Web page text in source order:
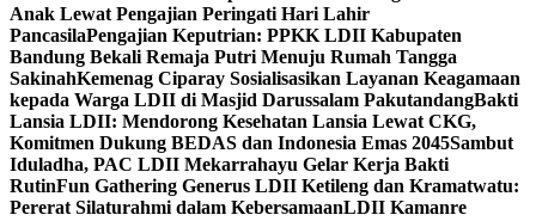
Anak Lewat Pengajian Peringati Hari Lahir
PancasilaPengajian Keputrian: PPKK LDII Kabupaten
Bandung Bekali Remaja Putri Menuju Rumah Tangga
SakinahKemenag Ciparay Sosialisasikan Layanan Keagamaan
kepada Warga LDII di Masjid Darussalam PakutandangBakti
Lansia LDII: Mendorong Kesehatan Lansia Lewat CKG,
Komitmen Dukung BEDAS dan Indonesia Emas 2045Sambut
Iduladha, PAC LDII Mekarrahayu Gelar Kerja Bakti
RutinFun Gathering Generus LDII Ketileng dan Kramatwatu:
Pererat Silaturahmi dalam KebersamaanLDII Kamanre